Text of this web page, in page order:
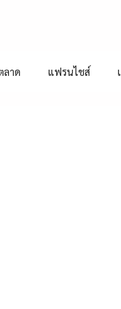
ลาด แฟรนไชส์